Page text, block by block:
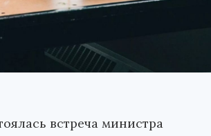
встреча министра